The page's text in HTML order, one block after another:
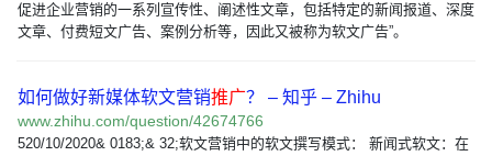
促进企业营销的一系列宣传性、阐述性文章，包括特定的新闻报道、深度
文章、付费短文广告、案例分析等，因此又被称为软文广告”。
如何做好新媒体软文营销推广？ – 知乎 – Zhihu
www.zhihu.com/question/42674766
520/10/2020& 0183;& 32;软文营销中的软文撰写模式： 新闻式软文：在